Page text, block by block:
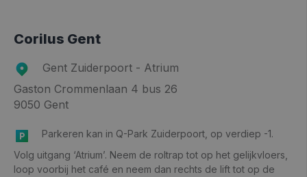
Corilus Gent
Gent Zuiderpoort - Atrium
Gaston Crommenlaan 4 bus 26
9050 Gent
Parkeren kan in Q-Park Zuiderpoort, op verdiep -1.
Volg uitgang ‘Atrium’. Neem de roltrap tot op het gelijkvloers,
loop voorbij het café en neem dan rechts de lift tot op de